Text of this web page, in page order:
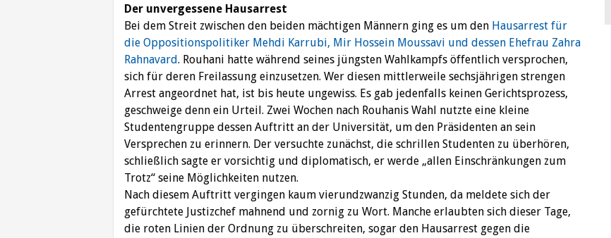
Der unvergessene Hausarrest
Bei dem Streit zwischen den beiden mächtigen Männern ging es um den Hausarrest für
die Oppositionspolitiker Mehdi Karrubi, Mir Hossein Moussavi und dessen Ehefrau Zahra
Rahnavard. Rouhani hatte während seines jüngsten Wahlkampfs öffentlich versprochen,
sich für deren Freilassung einzusetzen. Wer diesen mittlerweile sechsjährigen strengen
Arrest angeordnet hat, ist bis heute ungewiss. Es gab jedenfalls keinen Gerichtsprozess,
geschweige denn ein Urteil. Zwei Wochen nach Rouhanis Wahl nutzte eine kleine
Studentengruppe dessen Auftritt an der Universität, um den Präsidenten an sein
Versprechen zu erinnern. Der versuchte zunächst, die schrillen Studenten zu überhören,
schließlich sagte er vorsichtig und diplomatisch, er werde „allen Einschränkungen zum
Trotz“ seine Möglichkeiten nutzen.
Nach diesem Auftritt vergingen kaum vierundzwanzig Stunden, da meldete sich der
gefürchtete Justizchef mahnend und zornig zu Wort. Manche erlaubten sich dieser Tage,
die roten Linien der Ordnung zu überschreiten, sogar den Hausarrest gegen die